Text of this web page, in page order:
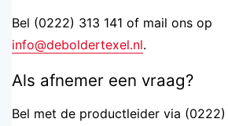
Bel (0222) 313 141 of mail ons op
info@deboldertexel.nl.
Als afnemer een vraag?
Bel met de productleider via (0222)